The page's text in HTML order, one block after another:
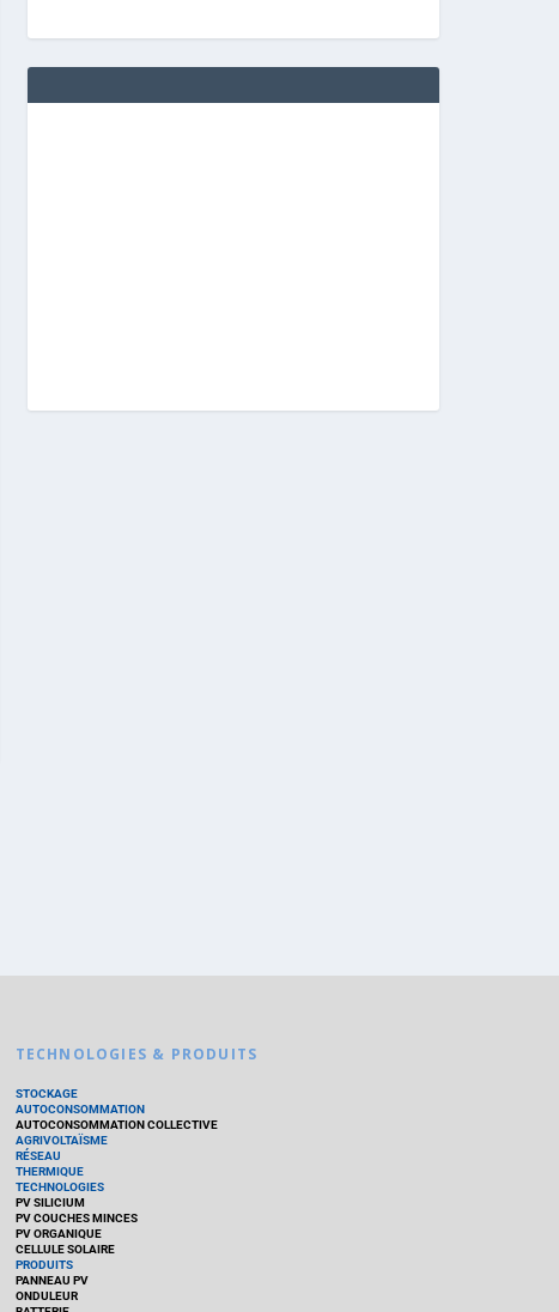
TECHNOLOGIES & PRODUITS
STOCKAGE
AUTOCONSOMMATION
AUTOCONSOMMATION COLLECTIVE
AGRIVOLTAÏSME
RÉSEAU
THERMIQUE
TECHNOLOGIES
PV SILICIUM
PV COUCHES MINCES
PV ORGANIQUE
CELLULE SOLAIRE
PRODUITS
PANNEAU PV
ONDULEUR